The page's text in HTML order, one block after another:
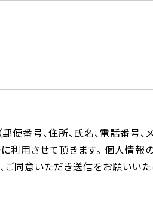
番号、住所、氏名、電話番号、
利用させて頂きます。 個人情報
ご同意いただき送信をお願いいた